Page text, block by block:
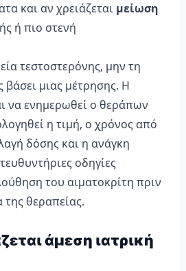
και αν χρειάζεται μείωση
ή πιο στενή
τεστοστερόνης, μην τη
βάσει μιας μέτρησης. Η
να ενημερωθεί ο θεράπων
η τιμή, ο χρόνος από
δόσης και η ανάγκη
οδηγίες
του αιματοκρίτη πριν
της θεραπείας.
άμεση ιατρική